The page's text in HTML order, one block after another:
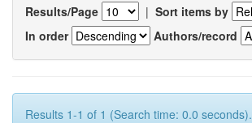
Results/Page | Sort items by
In order
Authors/record
Results 1-1 of 1 (Search time: 0.0 seconds).